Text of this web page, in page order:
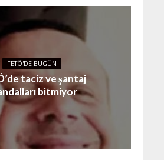
FETÖ'DE BUGÜN
taciz ve şantaj
bitmiyor